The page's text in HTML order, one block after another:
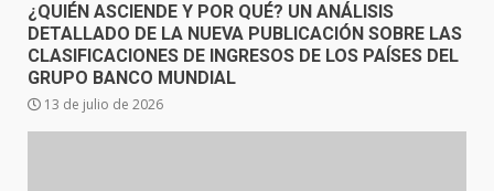
¿QUIÉN ASCIENDE Y POR QUÉ? UN ANÁLISIS
DETALLADO DE LA NUEVA PUBLICACIÓN SOBRE LAS
CLASIFICACIONES DE INGRESOS DE LOS PAÍSES DEL
GRUPO BANCO MUNDIAL
13 de julio de 2026